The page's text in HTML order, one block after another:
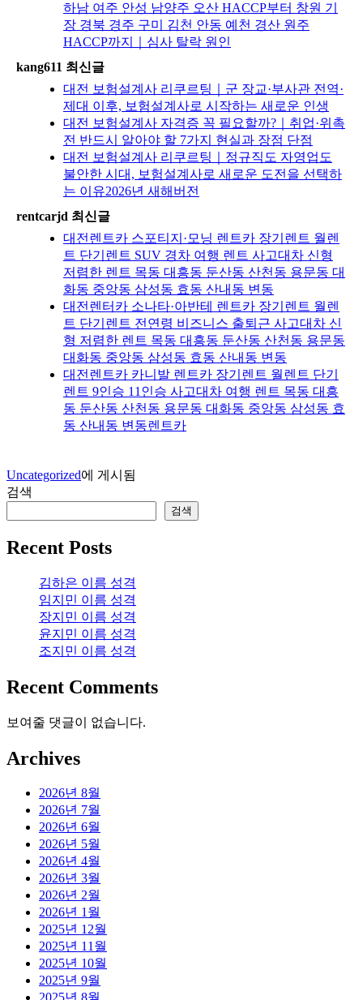
하남 여주 안성 남양주 오산 HACCP부터 창원 기
장 경북 경주 구미 김천 안동 예천 경산 원주
HACCP까지｜심사 탈락 원인
kang611 최신글
대전 보험설계사 리쿠르팅｜군 장교·부사관 전역·
제대 이후, 보험설계사로 시작하는 새로운 인생
대전 보험설계사 자격증 꼭 필요할까?｜취업·위촉
전 반드시 알아야 할 7가지 현실과 장점 단점
대전 보험설계사 리쿠르팅｜정규직도 자영업도
불안한 시대, 보험설계사로 새로운 도전을 선택하
는 이유2026년 새해버전
rentcarjd 최신글
대전렌트카 스포티지·모닝 렌트카 장기렌트 월렌
트 단기렌트 SUV 경차 여행 렌트 사고대차 신형
저렴한 렌트 목동 대흥동 둔산동 산천동 용문동 대
화동 중앙동 삼성동 효동 산내동 변동
대전렌터카 소나타·아반테 렌트카 장기렌트 월렌
트 단기렌트 전연령 비즈니스 출퇴근 사고대차 신
형 저렴한 렌트 목동 대흥동 둔산동 산천동 용문동
대화동 중앙동 삼성동 효동 산내동 변동
대전렌트카 카니발 렌트카 장기렌트 월렌트 단기
렌트 9인승 11인승 사고대차 여행 렌트 목동 대흥
동 둔산동 산천동 용문동 대화동 중앙동 삼성동 효
동 산내동 변동렌트카
Uncategorized에 게시됨
검색
검색
Recent Posts
김하은 이름 성격
임지민 이름 성격
장지민 이름 성격
윤지민 이름 성격
조지민 이름 성격
Recent Comments
보여줄 댓글이 없습니다.
Archives
2026년 8월
2026년 7월
2026년 6월
2026년 5월
2026년 4월
2026년 3월
2026년 2월
2026년 1월
2025년 12월
2025년 11월
2025년 10월
2025년 9월